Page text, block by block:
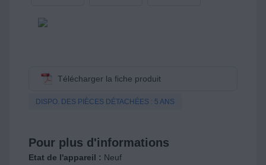
Télécharger la fiche produit
DISPO. DES PIÈCES DÉTACHÉES : 5 ANS
Pour plus d'informations
Etat de l'appareil : Neuf